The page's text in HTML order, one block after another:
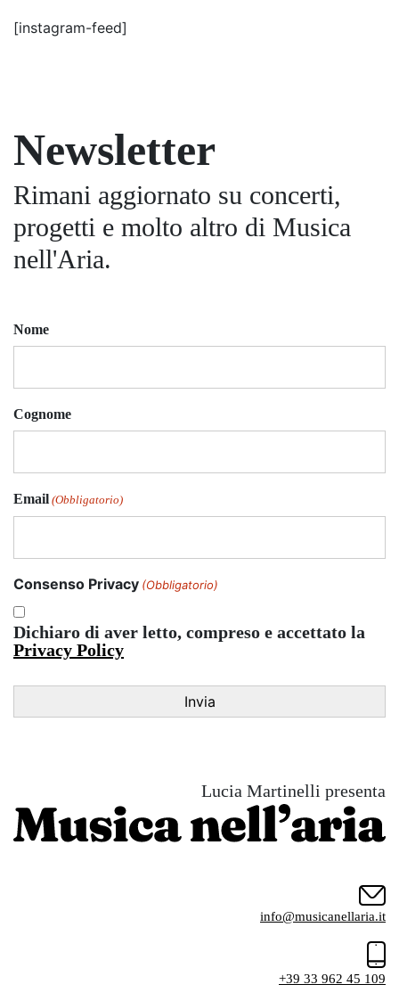
[instagram-feed]
Newsletter
Rimani aggiornato su concerti,
progetti e molto altro di Musica
nell'Aria.
Nome
Cognome
Email (Obbligatorio)
Consenso Privacy (Obbligatorio)
Dichiaro di aver letto, compreso e accettato la
Privacy Policy
Lucia Martinelli presenta
info@musicanellaria.it
+39 33 962 45 109